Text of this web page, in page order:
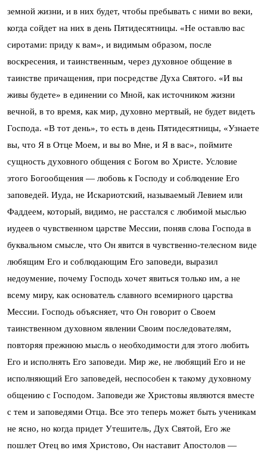
земной жизни, и в них будет, чтобы пребывать с ними во веки,
когда сойдет на них в день Пятидесятницы. «Не оставлю вас
сиротами: приду к вам», и видимым образом, после
воскресения, и таинственным, через духовное общение в
таинстве причащения, при посредстве Духа Святого. «И вы
живы будете» в единении со Мной, как источником жизни
вечной, в то время, как мир, духовно мертвый, не будет видеть
Господа. «В тот день», то есть в день Пятидесятницы, «Узнаете
вы, что Я в Отце Моем, и вы во Мне, и Я в вас», поймите
сущность духовного общения с Богом во Христе. Условие
этого Богообщения — любовь к Господу и соблюдение Его
заповедей. Иуда, не Искариотский, называемый Левием или
Фаддеем, который, видимо, не расстался с любимой мыслью
иудеев о чувственном царстве Мессии, поняв слова Господа в
буквальном смысле, что Он явится в чувственно-телесном виде
любящим Его и соблюдающим Его заповеди, выразил
недоумение, почему Господь хочет явиться только им, а не
всему миру, как основатель славного всемирного царства
Мессии. Господь объясняет, что Он говорит о Своем
таинственном духовном явлении Своим последователям,
повторяя прежнюю мысль о необходимости для этого любить
Его и исполнять Его заповеди. Мир же, не любящий Его и не
исполняющий Его заповедей, неспособен к такому духовному
общению с Господом. Заповеди же Христовы являются вместе
с тем и заповедями Отца. Все это теперь может быть ученикам
не ясно, но когда придет Утешитель, Дух Святой, Его же
пошлет Отец во имя Христово, Он наставит Апостолов —